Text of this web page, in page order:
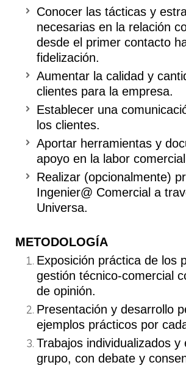
Conocer las tácticas y
necesarias en la relación
desde el primer contacto
fidelización.
Aumentar la calidad y
clientes para la empresa.
Establecer una
los clientes.
Aportar herramientas y
apoyo en la labor
Realizar (opcionalmente)
Ingenier@ Comercial a
Universa.
METODOLOGÍA
Exposición práctica de los
gestión técnico-comercial
de opinión.
Presentación y desarrollo
ejemplos prácticos por
Trabajos individualizados y
grupo, con debate y